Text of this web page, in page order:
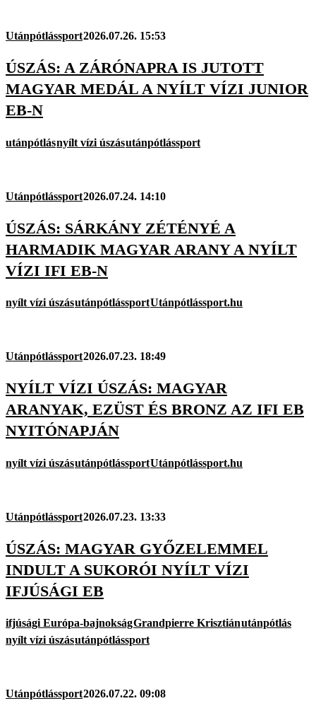
Utánpótlássport2026.07.26. 15:53
ÚSZÁS: A ZÁRÓNAPRA IS JUTOTT
MAGYAR MEDÁL A NYÍLT VÍZI JUNIOR
EB-N
utánpótlásnyílt vízi úszásutánpótlássport
Utánpótlássport2026.07.24. 14:10
ÚSZÁS: SÁRKÁNY ZÉTÉNYÉ A
HARMADIK MAGYAR ARANY A NYÍLT
VÍZI IFI EB-N
nyílt vízi úszásutánpótlássportUtánpótlássport.hu
Utánpótlássport2026.07.23. 18:49
NYÍLT VÍZI ÚSZÁS: MAGYAR
ARANYAK, EZÜST ÉS BRONZ AZ IFI EB
NYITÓNAPJÁN
nyílt vízi úszásutánpótlássportUtánpótlássport.hu
Utánpótlássport2026.07.23. 13:33
ÚSZÁS: MAGYAR GYŐZELEMMEL
INDULT A SUKORÓI NYÍLT VÍZI
IFJÚSÁGI EB
ifjúsági Európa-bajnokságGrandpierre Krisztiánutánpótlás
nyílt vízi úszásutánpótlássport
Utánpótlássport2026.07.22. 09:08